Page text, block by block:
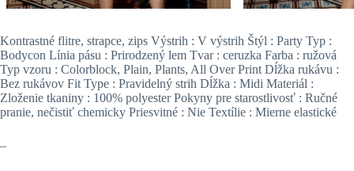
Kontrastné flitre, strapce, zips Výstrih : V výstrih Štýl : Party Typ :
Bodycon Línia pásu : Prirodzený lem Tvar : ceruzka Farba : ružová
Typ vzoru : Colorblock, Plain, Plants, All Over Print Dĺžka rukávu :
Bez rukávov Fit Type : Pravidelný strih Dĺžka : Midi Materiál :
Zloženie tkaniny : 100% polyester Pokyny pre starostlivosť : Ručné
pranie, nečistiť chemicky Priesvitné : Nie Textílie : Mierne elastické
–